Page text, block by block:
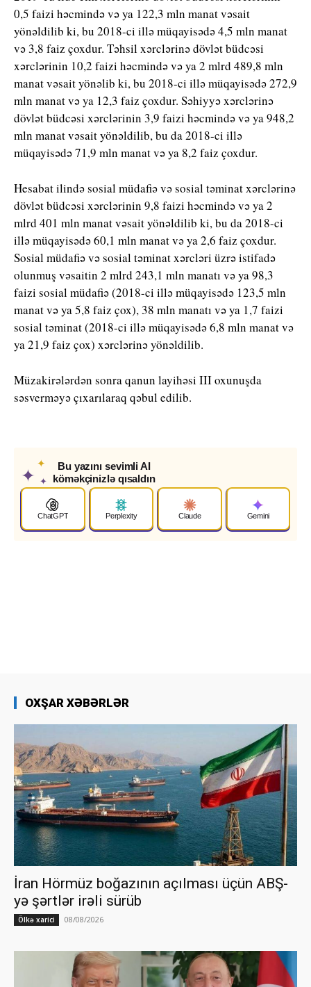
0,5 faizi həcmində və ya 122,3 mln manat vəsait
yönəldilib ki, bu 2018-ci illə müqayisədə 4,5 mln manat
və 3,8 faiz çoxdur. Təhsil xərclərinə dövlət büdcəsi
xərclərinin 10,2 faizi həcmində və ya 2 mlrd 489,8 mln
manat vəsait yönəlib ki, bu 2018-ci illə müqayisədə 272,9
mln manat və ya 12,3 faiz çoxdur. Səhiyyə xərclərinə
dövlət büdcəsi xərclərinin 3,9 faizi həcmində və ya 948,2
mln manat vəsait yönəldilib, bu da 2018-ci illə
müqayisədə 71,9 mln manat və ya 8,2 faiz çoxdur.
Hesabat ilində sosial müdafiə və sosial təminat xərclərinə
dövlət büdcəsi xərclərinin 9,8 faizi həcmində və ya 2
mlrd 401 mln manat vəsait yönəldilib ki, bu da 2018-ci
illə müqayisədə 60,1 mln manat və ya 2,6 faiz çoxdur.
Sosial müdafiə və sosial təminat xərcləri üzrə istifadə
olunmuş vəsaitin 2 mlrd 243,1 mln manatı və ya 98,3
faizi sosial müdafiə (2018-ci illə müqayisədə 123,5 mln
manat və ya 5,8 faiz çox), 38 mln manatı və ya 1,7 faizi
sosial təminat (2018-ci illə müqayisədə 6,8 mln manat və
ya 21,9 faiz çox) xərclərinə yönəldilib.
Müzakirələrdən sonra qanun layihəsi III oxunuşda
səsverməyə çıxarılaraq qəbul edilib.
✦
✦
✦
Bu yazını sevimli AI
köməkçinizlə qısaldın
ChatGPT Perplexity Claude Gemini
OXŞAR XƏBƏRLƏR
İran Hörmüz boğazının açılması üçün ABŞ-
yə şərtlər irəli sürüb
Ölkə xarici 08/08/2026